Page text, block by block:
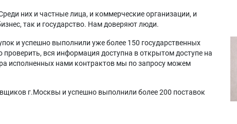
них и частные лица, и коммерческие организации, и
так и государство. Нам доверяют люди.
и успешно выполнили уже более 150 государственных
вся информация доступна в открытом доступе на
исполненных нами контрактов мы по запросу можем
г.Москвы и успешно выполнили более 200 поставок